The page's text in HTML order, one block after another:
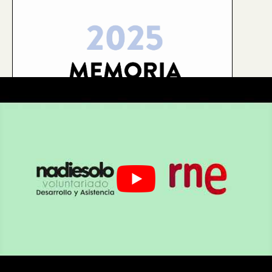
23 julio, 2026
dedicaron 133.511 horas de acompañamiento a